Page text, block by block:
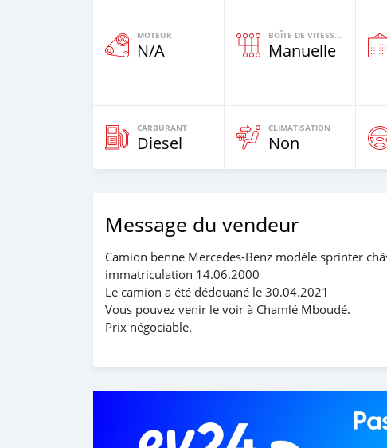
MOTEUR
N/A
BOÎTE DE VITESSES
Manuelle
CARBURANT
Diesel
CLIMATISATION
Non
Message du vendeur
Camion benne Mercedes-Benz modèle sprinter
immatriculation 14.06.2000
Le camion a été dédouané le 30.04.2021
Vous pouvez venir le voir à Chamlé Mboudé.
Prix négociable.